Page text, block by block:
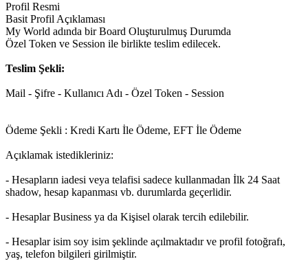
Profil Resmi
Basit Profil Açıklaması
My World adında bir Board Oluşturulmuş Durumda
Özel Token ve Session ile birlikte teslim edilecek.
Teslim Şekli:
Mail - Şifre - Kullanıcı Adı - Özel Token - Session
Ödeme Şekli : Kredi Kartı İle Ödeme, EFT İle Ödeme
Açıklamak istedikleriniz:
- Hesapların iadesi veya telafisi sadece kullanmadan İlk 24 Saat
shadow, hesap kapanması vb. durumlarda geçerlidir.
- Hesaplar Business ya da Kişisel olarak tercih edilebilir.
- Hesaplar isim soy isim şeklinde açılmaktadır ve profil fotoğrafı,
yaş, telefon bilgileri girilmiştir.